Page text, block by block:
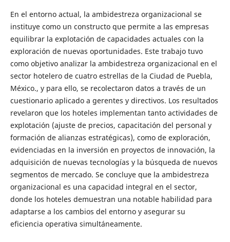
En el entorno actual, la ambidestreza organizacional se
instituye como un constructo que permite a las empresas
equilibrar la explotación de capacidades actuales con la
exploración de nuevas oportunidades. Este trabajo tuvo
como objetivo analizar la ambidestreza organizacional en el
sector hotelero de cuatro estrellas de la Ciudad de Puebla,
México., y para ello, se recolectaron datos a través de un
cuestionario aplicado a gerentes y directivos. Los resultados
revelaron que los hoteles implementan tanto actividades de
explotación (ajuste de precios, capacitación del personal y
formación de alianzas estratégicas), como de exploración,
evidenciadas en la inversión en proyectos de innovación, la
adquisición de nuevas tecnologías y la búsqueda de nuevos
segmentos de mercado. Se concluye que la ambidestreza
organizacional es una capacidad integral en el sector,
donde los hoteles demuestran una notable habilidad para
adaptarse a los cambios del entorno y asegurar su
eficiencia operativa simultáneamente.